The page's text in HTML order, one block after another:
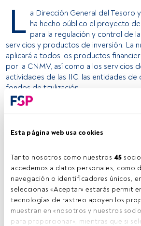
Esta página web usa cookies
Tanto nosotros como nuestros 45
accedemos a datos personales, como
navegación o identificadores únicos,
seleccionas «Aceptar» estarás
tecnologías de rastreo apoyen los
muestran en «nosotros y nuestros
para proporcionar», mientras que si
L a Dirección General del Tesoro
ha hecho público el proyecto
para la regulación y control de
servicios y productos de inversión. La
aplicará a todos los productos
por la CNMV, así como a los servicios
actividades de las IIC, las entidades de
fondos de titulización.
La norma especifica qué actividades
publicitarias institucionales y las
actividades de gestión o de
aunque la comunicación no se refiera
concreto.
La CNMV tendrá la potestad de
publicitario cumple con lo establecido